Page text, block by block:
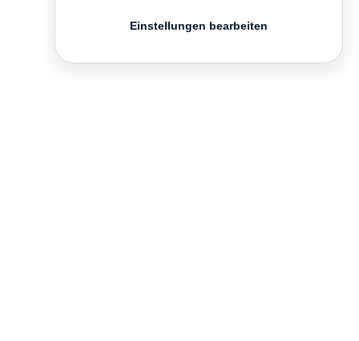
Einstellungen bearbeiten